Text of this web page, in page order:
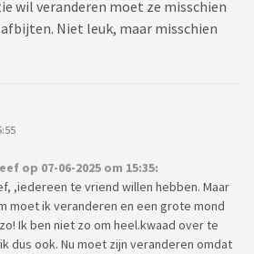
wil veranderen moet ze misschien
Niet leuk, maar misschien
op 07-06-2025 om 15:35:
,iedereen te vriend willen hebben. Maar
moet ik veranderen en een grote mond
Ik ben niet zo om heel.kwaad over te
dus ook. Nu moet zijn veranderen omdat